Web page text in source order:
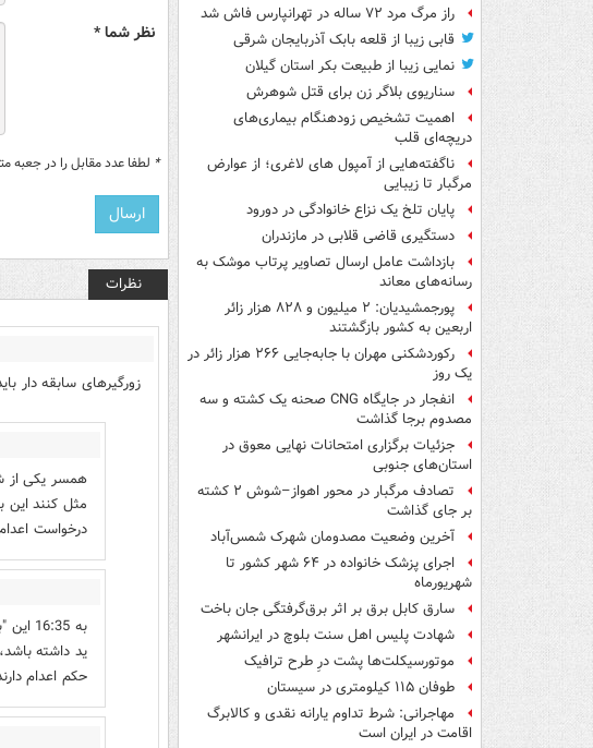
راز مرگ مرد ۷۲ ساله در تهرانپارس فاش شد
قابی زیبا از قلعه بابک آذربایجان شرقی
نمایی زیبا از طبیعت بکر استان گیلان
سناریوی بلاگر زن برای قتل شوهرش
اهمیت تشخیص زودهنگام بیماری‌های
دریچه‌ای قلب
ناگفته‌هایی از آمپول های لاغری؛ از عوارض
مرگبار تا زیبایی
پایان تلخ یک نزاع خانوادگی در دورود
دستگیری قاضی قلابی در مازندران
بازداشت عامل ارسال تصاویر پرتاب موشک به
رسانه‌های معاند
پورجمشیدیان: ۲ میلیون و ۸۲۸ هزار زائر
اربعین به کشور بازگشتند
رکوردشکنی مهران با جابه‌جایی ۲۶۶ هزار زائر در
یک روز
انفجار در جایگاه CNG صحنه یک کشته و سه
مصدوم برجا گذاشت
جزئیات برگزاری امتحانات نهایی معوق در
استان‌های جنوبی
تصادف مرگبار در محور اهواز–شوش ۲ کشته
بر جای گذاشت
آخرین وضعیت مصدومان شهرک شمس‌آباد
اجرای پزشک خانواده در ۶۴ شهر کشور تا
شهریورماه
سارق کابل برق بر اثر برق‌گرفتگی جان باخت
شهادت پلیس اهل سنت بلوچ در ایرانشهر
موتورسیکلت‌ها پشت درِ طرح ترافیک
طوفان ۱۱۵ کیلومتری در سیستان
مهاجرانی: شرط تداوم یارانه نقدی و کالابرگ
اقامت در ایران است
نظر شما *
* لطفا عدد مقابل را در جعبه
نظرات
زورگیرهای سابقه دار
همسر یکی از
مثل کنند این
درخواست
به
ید داشته
حکم اعدام